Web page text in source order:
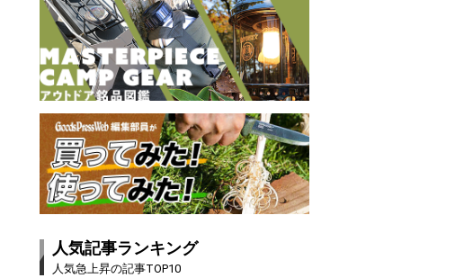
人気記事ランキング
人気急上昇の記事TOP10